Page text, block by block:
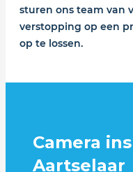
sturen ons team van
verstopping op een
op te lossen.
Camera
Aartselaar